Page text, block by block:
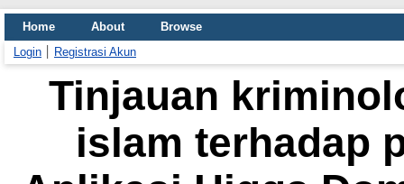
Home About
Browse
Login
Registrasi Akun
Tinjauan
islam terhadap